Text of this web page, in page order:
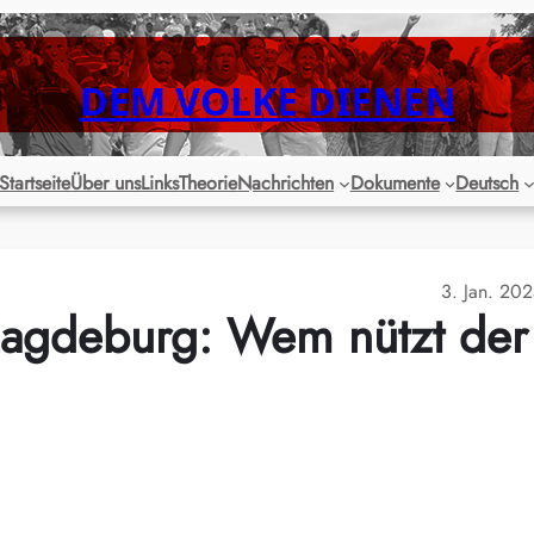
DEM VOLKE DIENEN
StartseiteÜber unsLinksTheorieNachrichten Dokumente Deutsch
3. Jan.
Wem nützt der